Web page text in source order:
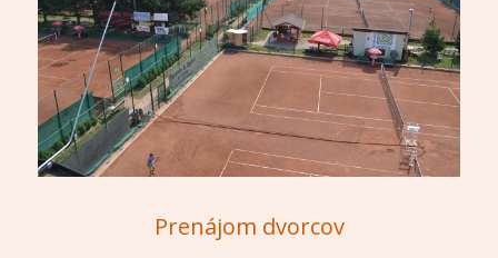
Prenájom dvorcov